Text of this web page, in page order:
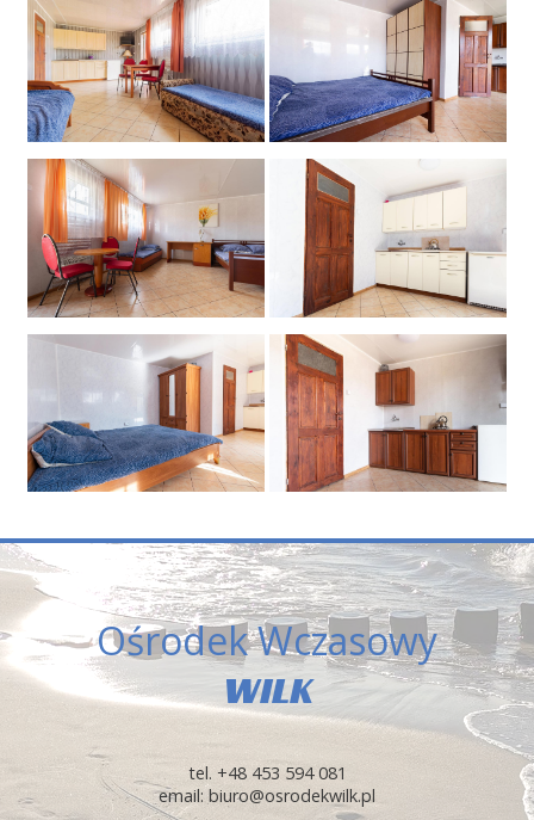
Ośrodek Wczasowy
WILK
tel. +48 453 594 081
email: biuro@osrodekwilk.pl